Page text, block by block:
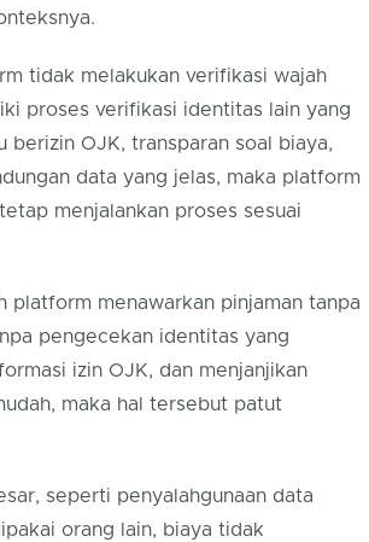
tidak melakukan verifikasi wajah
proses verifikasi identitas lain yang
berizin OJK, transparan soal biaya,
data yang jelas, maka platform
menjalankan proses sesuai
platform menawarkan pinjaman tanpa
pengecekan identitas yang
izin OJK, dan menjanjikan
maka hal tersebut patut
seperti penyalahgunaan data
orang lain, biaya tidak